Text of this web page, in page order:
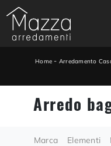
Home - Arredamento
Arredo
Marca Elementi